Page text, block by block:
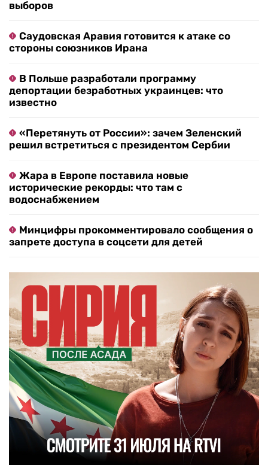
выборов
Саудовская Аравия готовится к атаке со
стороны союзников Ирана
В Польше разработали программу
депортации безработных украинцев: что
известно
«Перетянуть от России»: зачем Зеленский
решил встретиться с президентом Сербии
Жара в Европе поставила новые
исторические рекорды: что там с
водоснабжением
Минцифры прокомментировало сообщения о
запрете доступа в соцсети для детей